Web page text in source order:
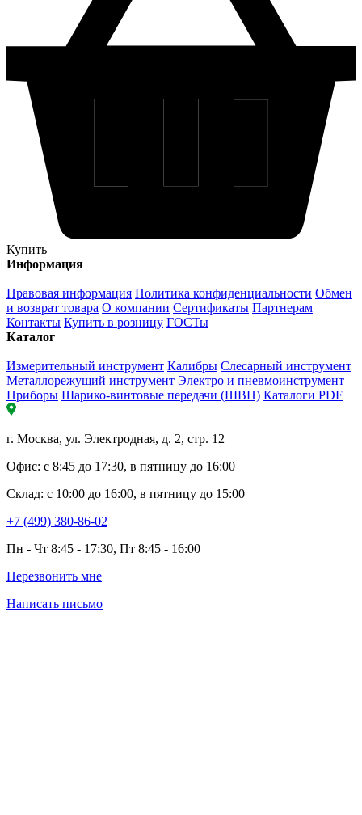
Купить
Информация
Правовая информация Политика конфиденциальности Обмен
и возврат товара О компании Сертификаты Партнерам
Контакты Купить в розницу ГОСТы
Каталог
Измерительный инструмент Калибры Слесарный инструмент
Металлорежущий инструмент Электро и пневмоинструмент
Приборы Шарико-винтовые передачи (ШВП) Каталоги PDF
г. Москва, ул. Электродная, д. 2, стр. 12
Офис: с 8:45 до 17:30, в пятницу до 16:00
Склад: с 10:00 до 16:00, в пятницу до 15:00
+7 (499) 380-86-02
Пн - Чт 8:45 - 17:30, Пт 8:45 - 16:00
Перезвонить мне
Написать письмо